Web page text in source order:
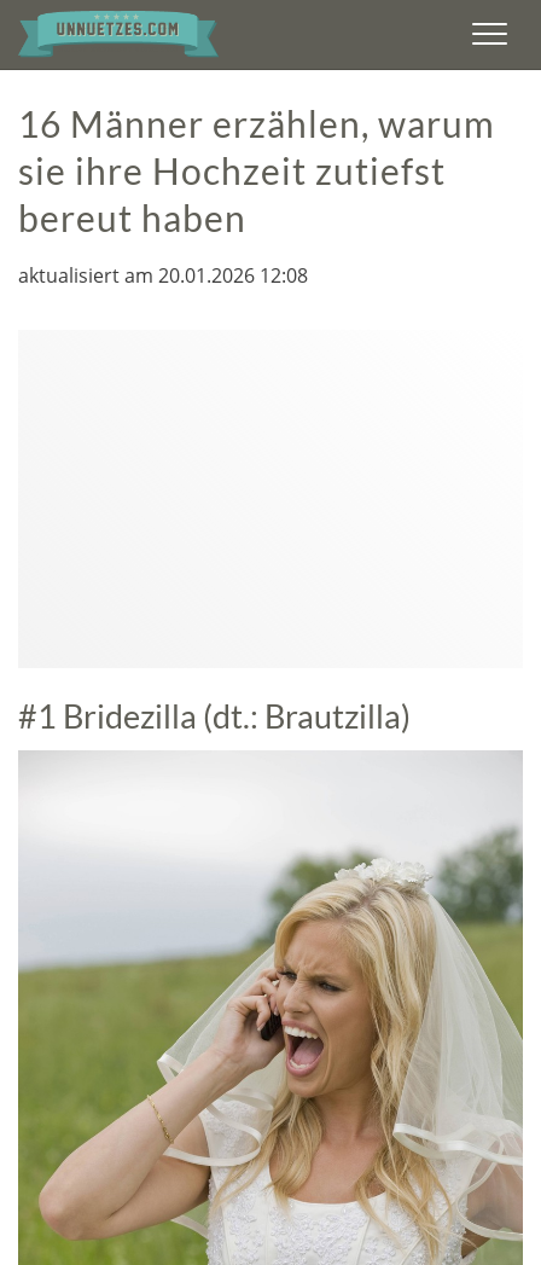
16 Männer erzählen, warum
sie ihre Hochzeit zutiefst
bereut haben
aktualisiert am 20.01.2026 12:08
#1 Bridezilla (dt.: Brautzilla)